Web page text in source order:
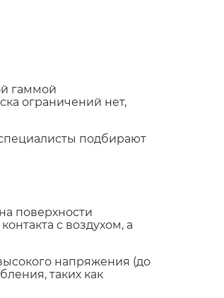
гаммой
ограничений нет,
подбирают
поверхности
с воздухом, а
напряжения (до
таких как